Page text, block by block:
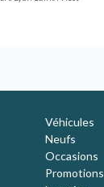
Véhicules
Neufs
Occasions
Promotions